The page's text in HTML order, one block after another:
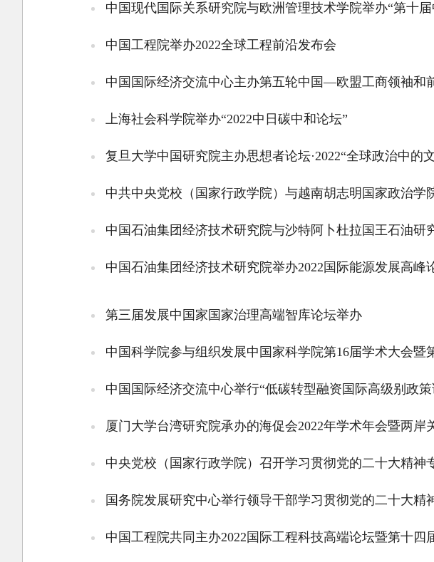
中国现代国际关系研究院与欧洲管理技术学院举办“第十
中国工程院举办2022全球工程前沿发布会
中国国际经济交流中心主办第五轮中国—欧盟工商领袖和
上海社会科学院举办“2022中日碳中和论坛”
复旦大学中国研究院主办思想者论坛·2022“全球政治中的
中共中央党校（国家行政学院）与越南胡志明国家政治学
中国石油集团经济技术研究院与沙特阿卜杜拉国王石油研
中国石油集团经济技术研究院举办2022国际能源发展高峰
第三届发展中国家国家治理高端智库论坛举办
中国科学院参与组织发展中国家科学院第16届学术大会暨
中国国际经济交流中心举行“低碳转型融资国际高级别政策
厦门大学台湾研究院承办的海促会2022年学术年会暨两岸
中央党校（国家行政学院）召开学习贯彻党的二十大精神
国务院发展研究中心举行领导干部学习贯彻党的二十大精
中国工程院共同主办2022国际工程科技高端论坛暨第十四